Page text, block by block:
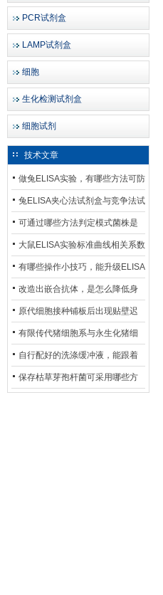
PCR试剂盒
LAMP试剂盒
细胞
生化检测试剂盒
细胞试剂
技术文章
做兔ELISA实验，有哪些方法可防
止平台效应发生？
兔ELISA夹心法试剂盒与竞争法试
剂盒，适用检测场景存在哪些差
异？
可通过哪些方法判定模式菌株是
否存在杂菌污染？
大鼠ELISA实验标准曲线相关系数
偏低，可从哪些维度开展问题排
查？
有哪些操作小技巧，能升级ELISA
的LOD与LOQ性能？
改造出嵌合抗体，是怎么降低身
体生成抗鼠抗体（HAMA）的？
原代细胞接种铺板后出现贴壁迟
缓、悬浮细胞数量偏多的现象的
主要诱因
有限传代猪细胞系与永生化猪细
胞系，二者在增殖存活周期上有
什么区别？
自行配好的洗涤缓冲液，能跟着
试剂盒原装干粉放一处储存吗？
保存枯草芽孢杆菌可采用哪些方